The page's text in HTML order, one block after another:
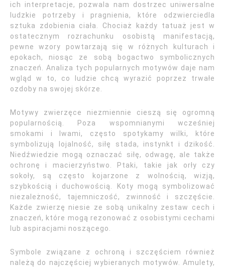
ich interpretacje, pozwala nam dostrzec uniwersalne
ludzkie potrzeby i pragnienia, które odzwierciedla
sztuka zdobienia ciała. Chociaż każdy tatuaż jest w
ostatecznym rozrachunku osobistą manifestacją,
pewne wzory powtarzają się w różnych kulturach i
epokach, niosąc ze sobą bogactwo symbolicznych
znaczeń. Analiza tych popularnych motywów daje nam
wgląd w to, co ludzie chcą wyrazić poprzez trwałe
ozdoby na swojej skórze.
Motywy zwierzęce niezmiennie cieszą się ogromną
popularnością. Poza wspomnianymi wcześniej
smokami i lwami, często spotykamy wilki, które
symbolizują lojalność, siłę stada, instynkt i dzikość.
Niedźwiedzie mogą oznaczać siłę, odwagę, ale także
ochronę i macierzyństwo. Ptaki, takie jak orły czy
sokoły, są często kojarzone z wolnością, wizją,
szybkością i duchowością. Koty mogą symbolizować
niezależność, tajemniczość, zwinność i szczęście.
Każde zwierzę niesie ze sobą unikalny zestaw cech i
znaczeń, które mogą rezonować z osobistymi cechami
lub aspiracjami noszącego.
Symbole związane z ochroną i szczęściem również
należą do najczęściej wybieranych motywów. Amulety,